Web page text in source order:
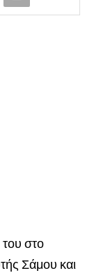
στο
Σάμου και